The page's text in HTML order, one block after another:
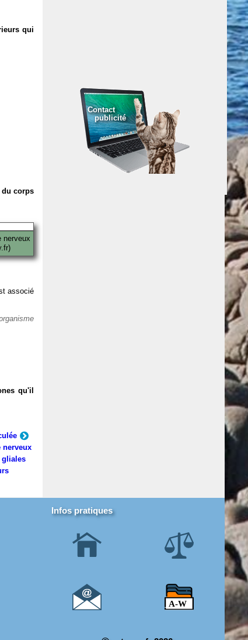
qui
du corps
nerveux
associé
qu'il
nerveux
gliales
Contact
publicité
Infos pratiques